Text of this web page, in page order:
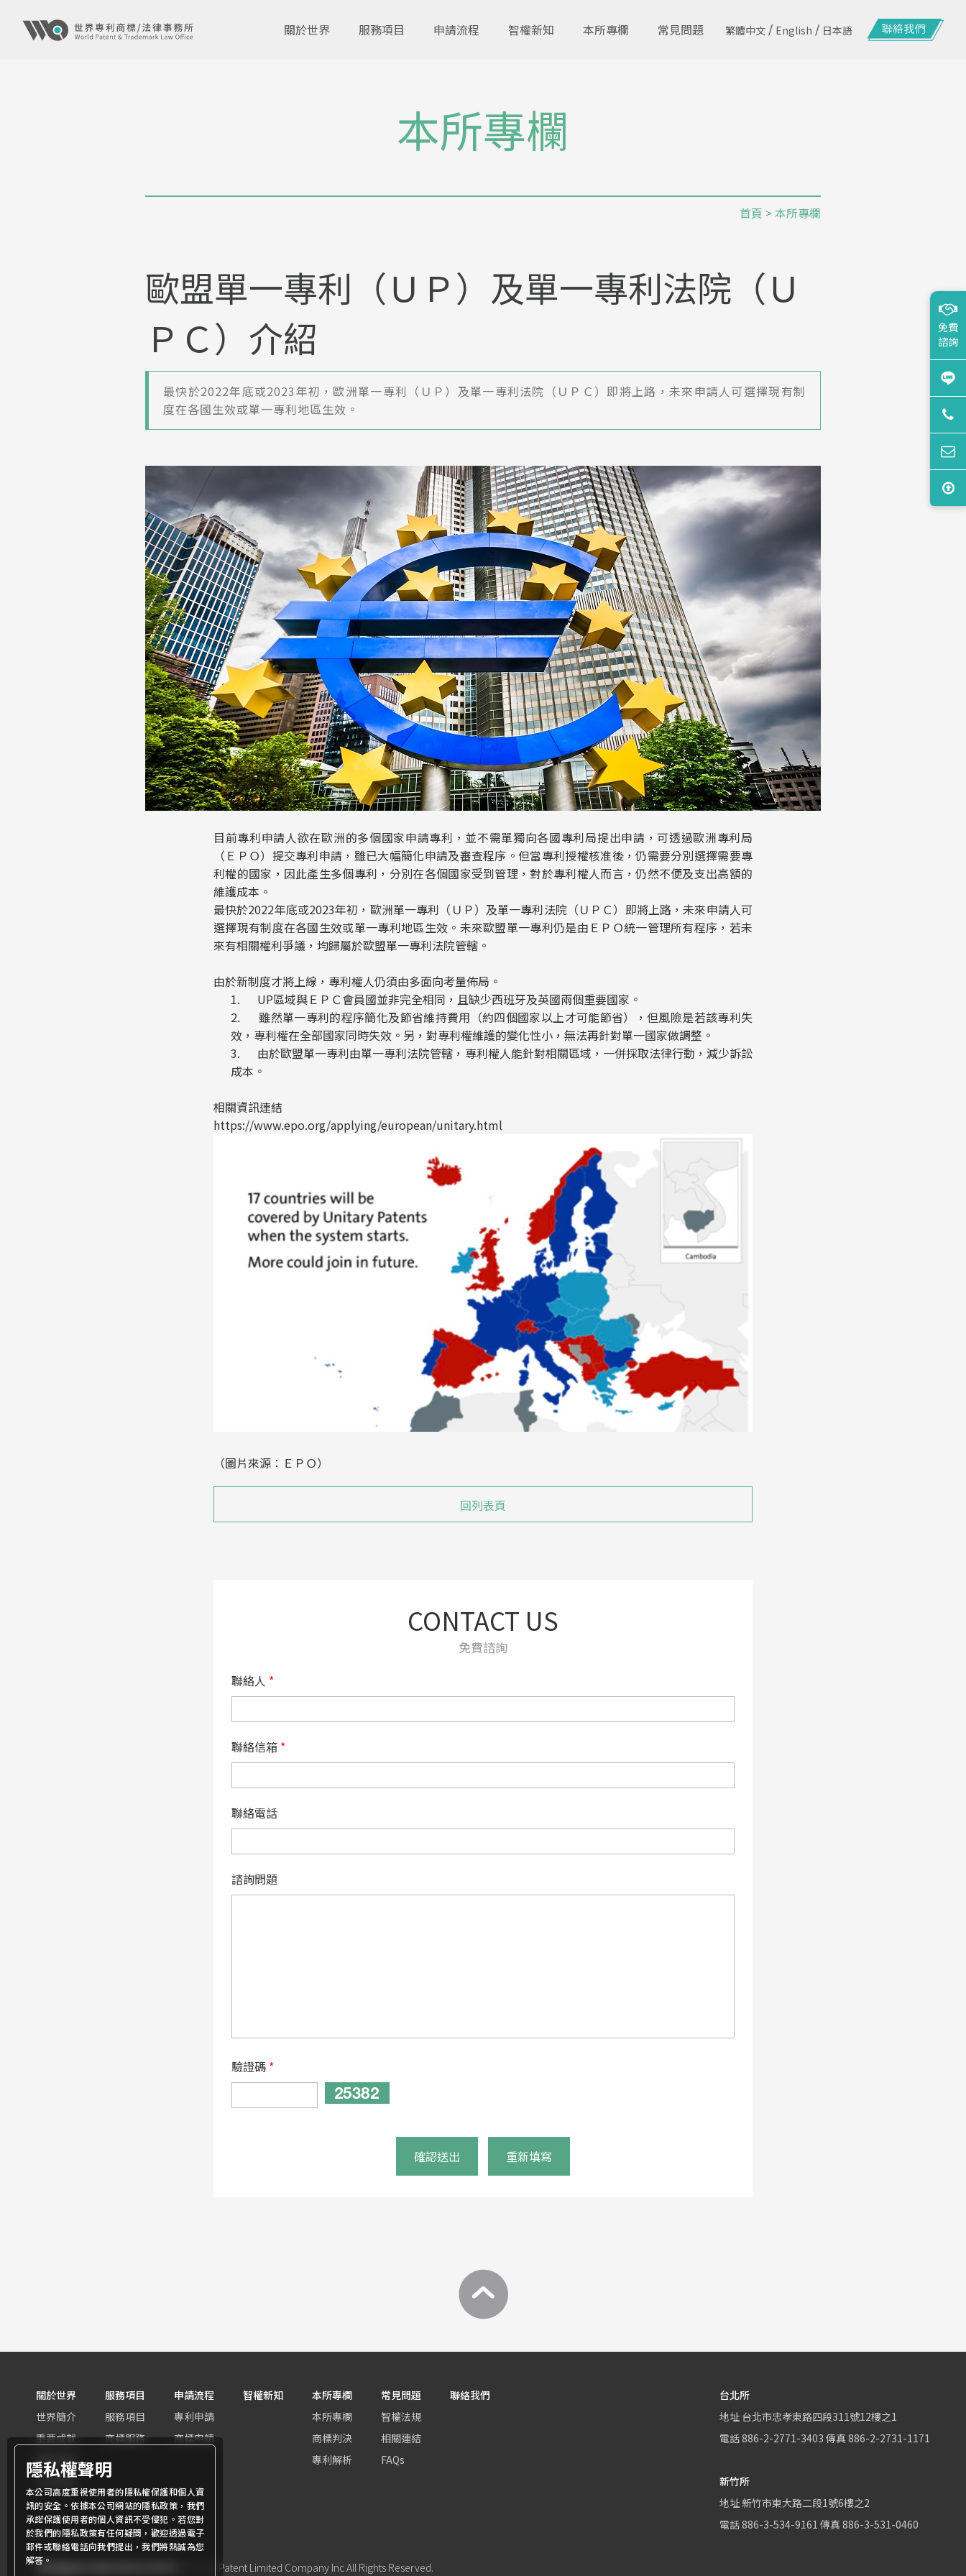
關於世界 服務項目 申請流程 智權新知 本所專欄 常見問題 繁體中文 / English / 日本語
本所專欄
首頁 >本所專欄
歐盟單一專利（ＵＰ）及單一專利法院（Ｕ
ＰＣ）介紹
最快於2022年底或2023年初，歐洲單一專利（ＵＰ）及單一專利法院（ＵＰＣ）即將上路，未來申請人可選擇現有制
度在各國生效或單一專利地區生效。
目前專利申請人欲在歐洲的多個國家申請專利，並不需單獨向各國專利局提出申請，可透過歐洲專利局
（ＥＰＯ）提交專利申請，雖已大幅簡化申請及審查程序。但當專利授權核准後，仍需要分別選擇需要專
利權的國家，因此產生多個專利，分別在各個國家受到管理，對於專利權人而言，仍然不便及支出高額的
維護成本。
最快於2022年底或2023年初，歐洲單一專利（ＵＰ）及單一專利法院（ＵＰＣ）即將上路，未來申請人可
選擇現有制度在各國生效或單一專利地區生效。未來歐盟單一專利仍是由ＥＰＯ統一管理所有程序，若未
來有相關權利爭議，均歸屬於歐盟單一專利法院管轄。
由於新制度才將上線，專利權人仍須由多面向考量佈局。
1. UP區域與ＥＰＣ會員國並非完全相同，且缺少西班牙及英國兩個重要國家。
2. 雖然單一專利的程序簡化及節省維持費用（約四個國家以上才可能節省），但風險是若該專利失
效，專利權在全部國家同時失效。另，對專利權維護的變化性小，無法再針對單一國家做調整。
3. 由於歐盟單一專利由單一專利法院管轄，專利權人能針對相關區域，一併採取法律行動，減少訴訟
成本。
相關資訊連結
https://www.epo.org/applying/european/unitary.html
（圖片來源：ＥＰＯ）
回列表頁
CONTACT US
免費諮詢
聯絡人 *
聯絡信箱 *
聯絡電話
諮詢問題
驗證碼 *
確認送出 重新填寫
關於世界
世界簡介
重要成就
團隊組織
世界客群
服務項目
服務項目
商標服務
申請流程
專利申請
商標申請
智權新知
本所專欄
本所專欄
商標判決
專利解析
常見問題
智權法規
相關連結
FAQs
聯絡我們
台北所
地址 台北市忠孝東路四段311號12樓之1
電話886-2-2771-3403 傳真 886-2-2731-1171
新竹所
地址新竹市東大路二段1號6樓之2
電話886-3-534-9161 傳真 886-3-531-0460
商標權屬世界專利有限公司所有 © World Patent Limited Company Inc All Rights Reserved.
免費
諮詢
隱私權聲明
本公司高度重視使用者的隱私權保護和個人資
訊的安全。依據本公司網站的隱私政策，我們
承諾保護使用者的個人資訊不受侵犯。若您對
於我們的隱私政策有任何疑問，歡迎透過電子
郵件或聯絡電話向我們提出，我們將熱誠為您
解答。